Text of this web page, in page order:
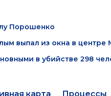
Порошенко
выпал из окна в центре
в убийстве 298
карта Процессы